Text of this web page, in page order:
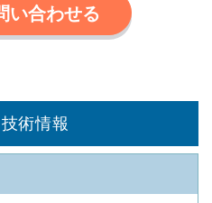
い合わせる
術情報